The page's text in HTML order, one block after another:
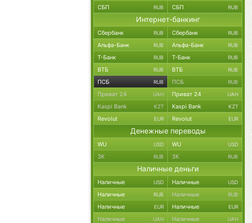
СБП RUB СБП RUB
Интернет-банкинг
Сбербанк RUB Сбербанк RUB
Альфа-Банк RUB Альфа-Банк RUB
Т-Банк RUB Т-Банк RUB
ВТБ RUB ВТБ RUB
ПСБ RUB ПСБ RUB
Приват 24 UAH Приват 24 UAH
Kaspi Bank KZT Kaspi Bank KZT
Revolut EUR Revolut EUR
Денежные переводы
WU USD WU USD
ЗК RUB ЗК RUB
Наличные деньги
Наличные USD Наличные USD
Наличные RUB Наличные RUB
Наличные EUR Наличные EUR
Наличные UAH Наличные UAH